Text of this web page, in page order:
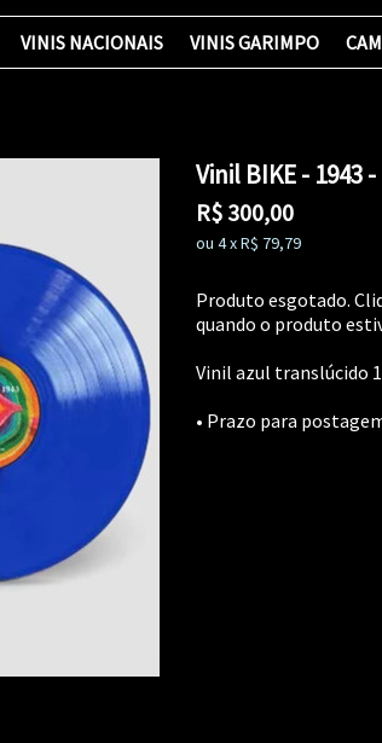
VINIS NACIONAIS VINIS GARIMPO
Vinil BIKE -
R$ 300,00
ou 4xR$ 79,79
Produto esgotado.
quando o produto
Vinil azul translúcido
• Prazo para